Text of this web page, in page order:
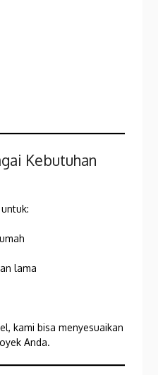
Kebutuhan
lama
kami bisa menyesuaikan
Anda.